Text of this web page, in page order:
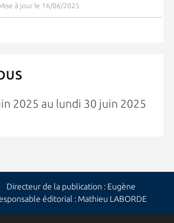
à jour le 16/06/2025
2025 au lundi 30 juin 2025
de la publication : Eugène
éditorial : Mathieu LABORDE